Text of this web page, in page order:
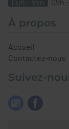
Lun - Ven 09h
À propos
Accueil
Contactez-nous
Suivez-